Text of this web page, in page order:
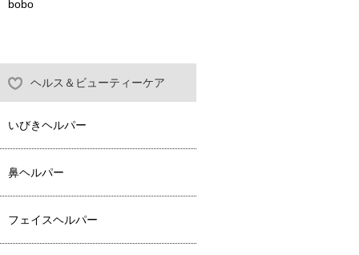
bobo
ヘルス＆ビューティーケア
いびきヘルパー
鼻ヘルパー
フェイスヘルパー